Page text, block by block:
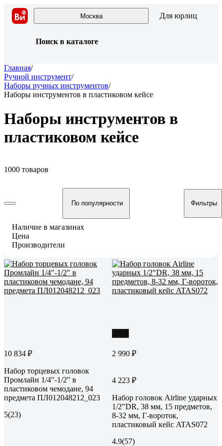
Москва Для юрлиц
Поиск в каталоге
Главная/
Ручной инструмент/
Наборы ручных инструментов/
Наборы инструментов в пластиковом кейсе
Наборы инструментов в
пластиковом кейсе
1000 товаров
По популярности Фильтры
Наличие в магазинах
Цена
Производители
10 834 ₽
Набор торцевых головок
Промлайн 1/4"-1/2" в
пластиковом чемодане, 94
предмета ПЛ012048212_023
5(23)
2 990 ₽
4 223 ₽
Набор головок Airline ударных
1/2"DR, 38 мм, 15 предметов,
8-32 мм, Г-вороток,
пластиковый кейс ATAS072
4.9(57)